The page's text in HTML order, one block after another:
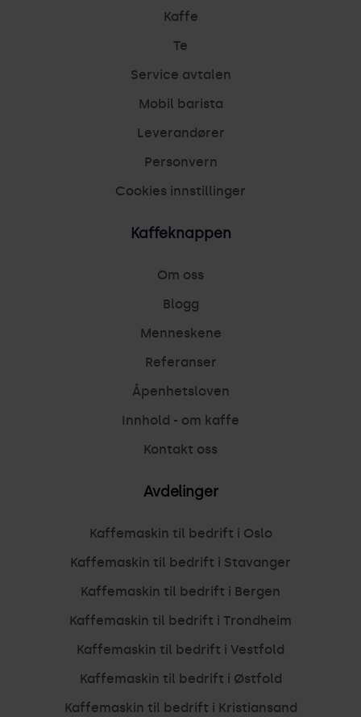
Kaffe
Te
Service avtalen
Mobil barista
Leverandører
Personvern
Cookies innstillinger
Kaffeknappen
Om oss
Blogg
Menneskene
Referanser
Åpenhetsloven
Innhold - om kaffe
Kontakt oss
Avdelinger
Kaffemaskin til bedrift i Oslo
Kaffemaskin til bedrift i Stavanger
Kaffemaskin til bedrift i Bergen
Kaffemaskin til bedrift i Trondheim
Kaffemaskin til bedrift i Vestfold
Kaffemaskin til bedrift i Østfold
Kaffemaskin til bedrift i Kristiansand